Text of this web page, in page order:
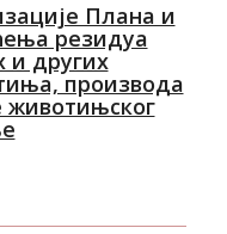
Плана и
резидуа
и других
производа
животињског